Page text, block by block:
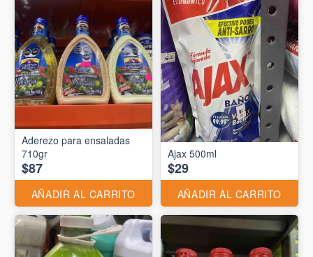
Aderezo para ensaladas
710gr
$87
AÑADIR AL CARRITO
Ajax 500ml
$29
AÑADIR AL CARRITO